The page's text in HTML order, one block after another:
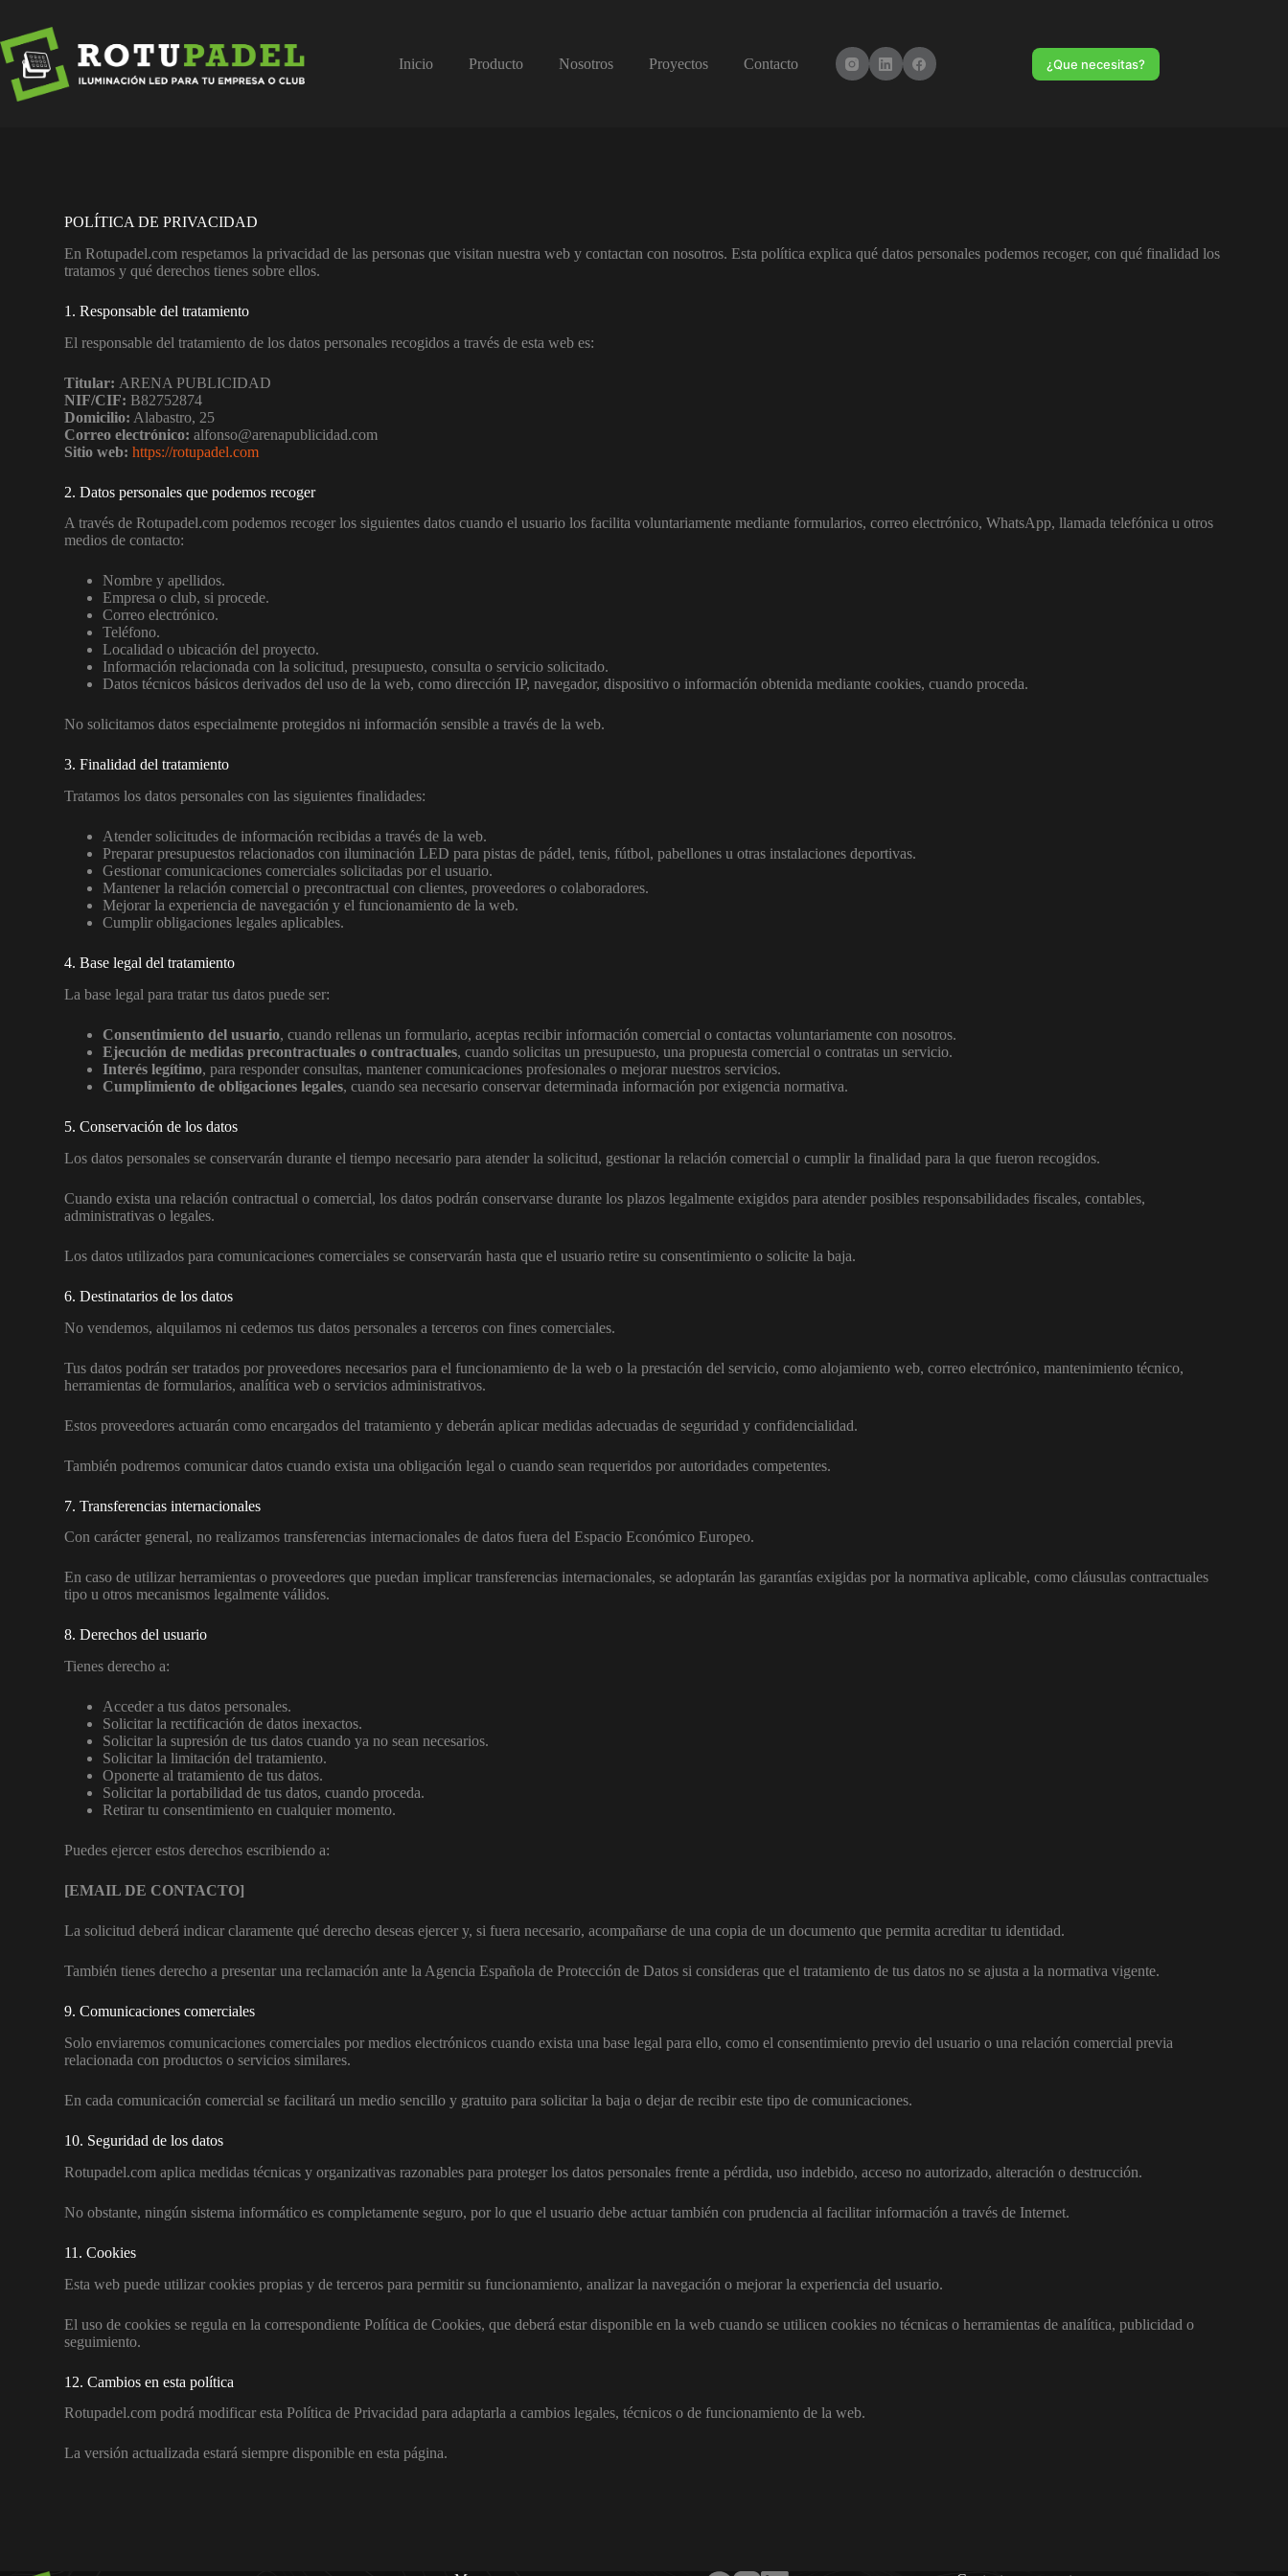
Inicio Producto Nosotros Proyectos Contacto ¿Que necesitas?
POLÍTICA DE PRIVACIDAD
En Rotupadel.com respetamos la privacidad de las personas que visitan nuestra web y contactan con nosotros. Esta política explica qué datos personales podemos recoger, con qué finalidad los
tratamos y qué derechos tienes sobre ellos.
1. Responsable del tratamiento
El responsable del tratamiento de los datos personales recogidos a través de esta web es:
Titular: ARENA PUBLICIDAD
NIF/CIF: B82752874
Domicilio: Alabastro, 25
Correo electrónico: alfonso@arenapublicidad.com
Sitio web: https://rotupadel.com
2. Datos personales que podemos recoger
A través de Rotupadel.com podemos recoger los siguientes datos cuando el usuario los facilita voluntariamente mediante formularios, correo electrónico, WhatsApp, llamada telefónica u otros
medios de contacto:
Nombre y apellidos.
Empresa o club, si procede.
Correo electrónico.
Teléfono.
Localidad o ubicación del proyecto.
Información relacionada con la solicitud, presupuesto, consulta o servicio solicitado.
Datos técnicos básicos derivados del uso de la web, como dirección IP, navegador, dispositivo o información obtenida mediante cookies, cuando proceda.
No solicitamos datos especialmente protegidos ni información sensible a través de la web.
3. Finalidad del tratamiento
Tratamos los datos personales con las siguientes finalidades:
Atender solicitudes de información recibidas a través de la web.
Preparar presupuestos relacionados con iluminación LED para pistas de pádel, tenis, fútbol, pabellones u otras instalaciones deportivas.
Gestionar comunicaciones comerciales solicitadas por el usuario.
Mantener la relación comercial o precontractual con clientes, proveedores o colaboradores.
Mejorar la experiencia de navegación y el funcionamiento de la web.
Cumplir obligaciones legales aplicables.
4. Base legal del tratamiento
La base legal para tratar tus datos puede ser:
Consentimiento del usuario, cuando rellenas un formulario, aceptas recibir información comercial o contactas voluntariamente con nosotros.
Ejecución de medidas precontractuales o contractuales, cuando solicitas un presupuesto, una propuesta comercial o contratas un servicio.
Interés legítimo, para responder consultas, mantener comunicaciones profesionales o mejorar nuestros servicios.
Cumplimiento de obligaciones legales, cuando sea necesario conservar determinada información por exigencia normativa.
5. Conservación de los datos
Los datos personales se conservarán durante el tiempo necesario para atender la solicitud, gestionar la relación comercial o cumplir la finalidad para la que fueron recogidos.
Cuando exista una relación contractual o comercial, los datos podrán conservarse durante los plazos legalmente exigidos para atender posibles responsabilidades fiscales, contables,
administrativas o legales.
Los datos utilizados para comunicaciones comerciales se conservarán hasta que el usuario retire su consentimiento o solicite la baja.
6. Destinatarios de los datos
No vendemos, alquilamos ni cedemos tus datos personales a terceros con fines comerciales.
Tus datos podrán ser tratados por proveedores necesarios para el funcionamiento de la web o la prestación del servicio, como alojamiento web, correo electrónico, mantenimiento técnico,
herramientas de formularios, analítica web o servicios administrativos.
Estos proveedores actuarán como encargados del tratamiento y deberán aplicar medidas adecuadas de seguridad y confidencialidad.
También podremos comunicar datos cuando exista una obligación legal o cuando sean requeridos por autoridades competentes.
7. Transferencias internacionales
Con carácter general, no realizamos transferencias internacionales de datos fuera del Espacio Económico Europeo.
En caso de utilizar herramientas o proveedores que puedan implicar transferencias internacionales, se adoptarán las garantías exigidas por la normativa aplicable, como cláusulas contractuales
tipo u otros mecanismos legalmente válidos.
8. Derechos del usuario
Tienes derecho a:
Acceder a tus datos personales.
Solicitar la rectificación de datos inexactos.
Solicitar la supresión de tus datos cuando ya no sean necesarios.
Solicitar la limitación del tratamiento.
Oponerte al tratamiento de tus datos.
Solicitar la portabilidad de tus datos, cuando proceda.
Retirar tu consentimiento en cualquier momento.
Puedes ejercer estos derechos escribiendo a:
[EMAIL DE CONTACTO]
La solicitud deberá indicar claramente qué derecho deseas ejercer y, si fuera necesario, acompañarse de una copia de un documento que permita acreditar tu identidad.
También tienes derecho a presentar una reclamación ante la Agencia Española de Protección de Datos si consideras que el tratamiento de tus datos no se ajusta a la normativa vigente.
9. Comunicaciones comerciales
Solo enviaremos comunicaciones comerciales por medios electrónicos cuando exista una base legal para ello, como el consentimiento previo del usuario o una relación comercial previa
relacionada con productos o servicios similares.
En cada comunicación comercial se facilitará un medio sencillo y gratuito para solicitar la baja o dejar de recibir este tipo de comunicaciones.
10. Seguridad de los datos
Rotupadel.com aplica medidas técnicas y organizativas razonables para proteger los datos personales frente a pérdida, uso indebido, acceso no autorizado, alteración o destrucción.
No obstante, ningún sistema informático es completamente seguro, por lo que el usuario debe actuar también con prudencia al facilitar información a través de Internet.
11. Cookies
Esta web puede utilizar cookies propias y de terceros para permitir su funcionamiento, analizar la navegación o mejorar la experiencia del usuario.
El uso de cookies se regula en la correspondiente Política de Cookies, que deberá estar disponible en la web cuando se utilicen cookies no técnicas o herramientas de analítica, publicidad o
seguimiento.
12. Cambios en esta política
Rotupadel.com podrá modificar esta Política de Privacidad para adaptarla a cambios legales, técnicos o de funcionamiento de la web.
La versión actualizada estará siempre disponible en esta página.